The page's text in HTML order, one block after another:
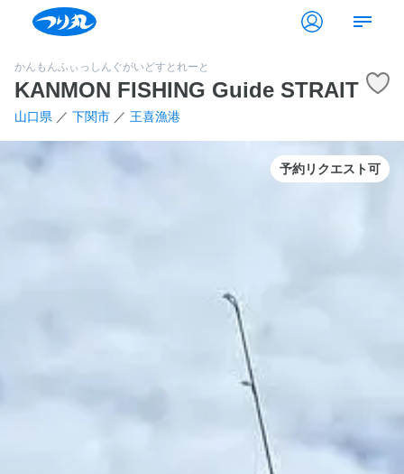
かんもんふぃっしんぐがいどすとれーと
KANMON FISHING Guide STRAIT
山口県 ／ 下関市 ／ 王喜漁港
予約リクエスト可